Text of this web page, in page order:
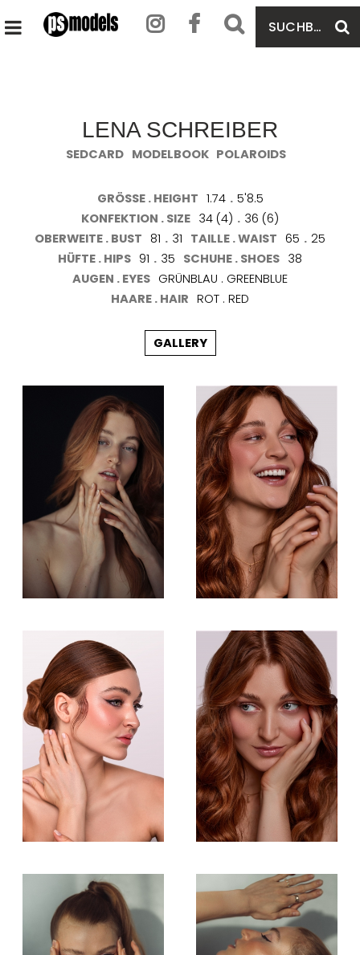
SUCHBEGRIFF
EINGEBEN
HAUPTMENÜ
LENA SCHREIBER
SEDCARD MODELBOOK POLAROIDS
GRÖSSE . HEIGHT 1.74 . 5'8.5
KONFEKTION . SIZE 34 (4) . 36 (6)
OBERWEITE . BUST 81 . 31 TAILLE . WAIST 65 . 25
HÜFTE . HIPS 91 . 35 SCHUHE . SHOES 38
AUGEN . EYES GRÜNBLAU . GREENBLUE
HAARE . HAIR ROT . RED
GALLERY